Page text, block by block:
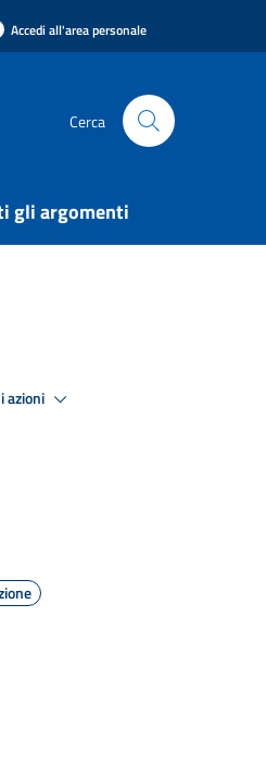
Accedi all'area personale
Cerca
gli argomenti
azioni